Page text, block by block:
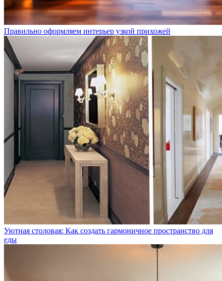
Правильно оформляем интерьер узкой прихожей
Уютная столовая: Как создать гармоничное пространство для
еды